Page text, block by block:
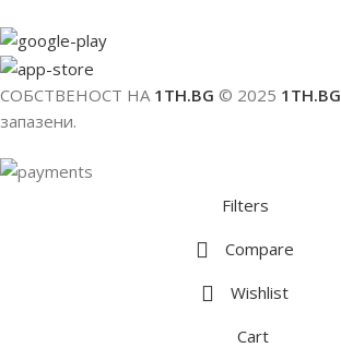
СОБСТВЕНОСТ НА 1TH.BG © 2025 1TH.BG
запазени.
Filters
Compare
Wishlist
Cart